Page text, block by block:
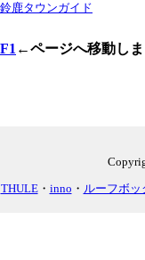
鈴鹿タウンガイド
F1 ←ページへ移動し
THULE・ inno ・ ルーフボッ